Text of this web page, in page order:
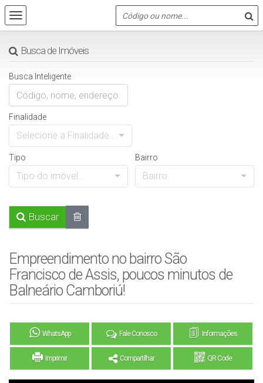
Busca de Imóveis
Busca Inteligente
Finalidade
Selecione a Finalidade...
Tipo
Tipo do imóvel...
Bairro
Bairro
Buscar
Empreendimento no bairro São
Francisco de Assis, poucos minutos de
Balneário Camboriú!
WhatsApp Fale Conosco Informações
Imprimir Compartilhar QR Code